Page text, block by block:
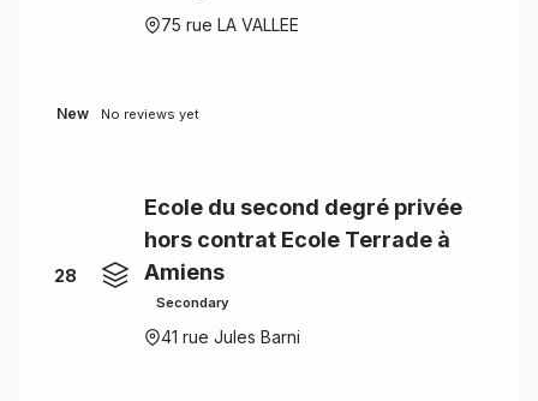
75 rue LA VALLEE
New No reviews yet
28
Ecole du second degré privée
hors contrat Ecole Terrade à
Amiens
Secondary
41 rue Jules Barni